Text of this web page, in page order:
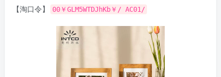
【淘口令】
00￥GLM5WTDJhKb￥/ AC01/